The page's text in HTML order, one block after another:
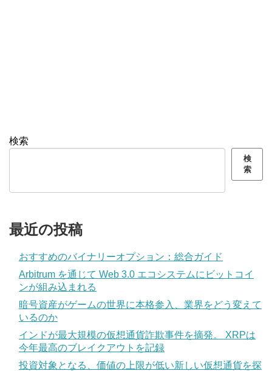
検索
検
索
最近の投稿
おすすめのバイナリーオプション：総合ガイド
Arbitrum を通じて Web 3.0 エコシステムにビットコイ
ンが組み込まれる
暗号資産がゲームの世界に本格参入、業界をどう変えて
いるのか
インドが最大規模の仮想通貨詐欺事件を摘発。 XRPは
今年最高のブレイクアウトを記録
投資対象となる、価値の上限が低い新しい仮想通貨を探